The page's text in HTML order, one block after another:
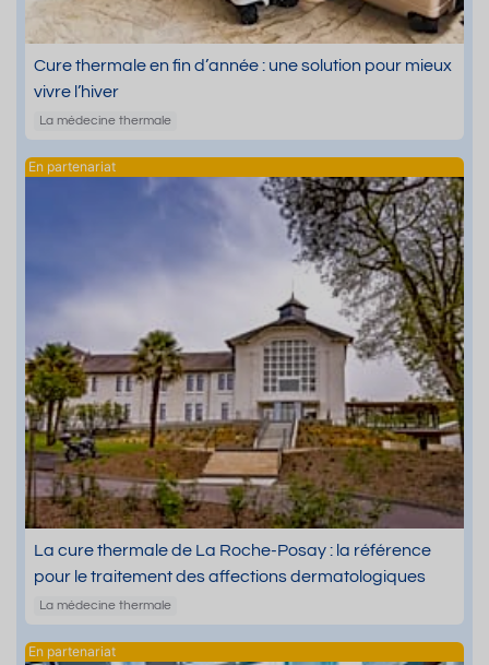
Cure thermale en fin d’année : une solution pour mieux
vivre l’hiver
La médecine thermale
La cure thermale de La Roche-Posay : la référence
pour le traitement des affections dermatologiques
La médecine thermale